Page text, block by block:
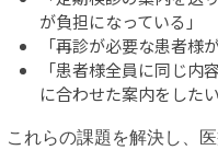
が負担になっている」
「再診が必要な患者様
「患者様全員に同じ内
に合わせた案内をしたい
これらの課題を解決し、